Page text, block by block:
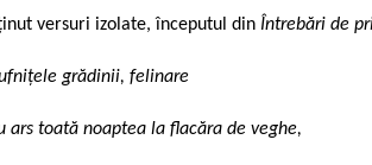
versuri izolate, începutul din Întrebări de
grădinii, felinare
ars toată noaptea la flacăra de veghe,